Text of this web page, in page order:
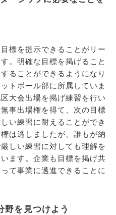
標を提示できることがリー
。明確な目標を掲げること
ることができるようになり
トボール部に所属していま
大会出場を掲げ練習を行い
事出場権を得て、次の目標
い練習に耐えることができ
は逃しましたが、誰もが納
しい練習に対しても理解を
ます。企業も目標を掲げ共
て事業に邁進できることに
野を見つけよう